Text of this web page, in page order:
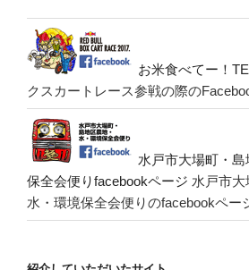
お米食べてー！
クスカートレース参戦の際の
水戸市大場町・
保全会便りfacebookページ 水戸市大
水・環境保全会便りのfacebookペー